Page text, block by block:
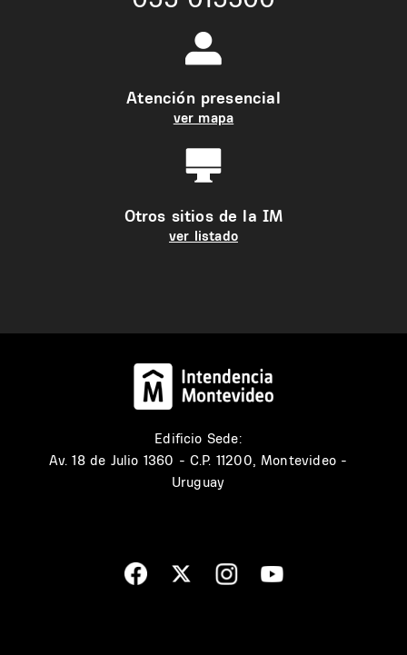
Atención presencial
ver mapa
Otros sitios de la IM
ver listado
Edificio Sede:
Av. 18 de Julio 1360 - C.P. 11200, Montevideo -
Uruguay